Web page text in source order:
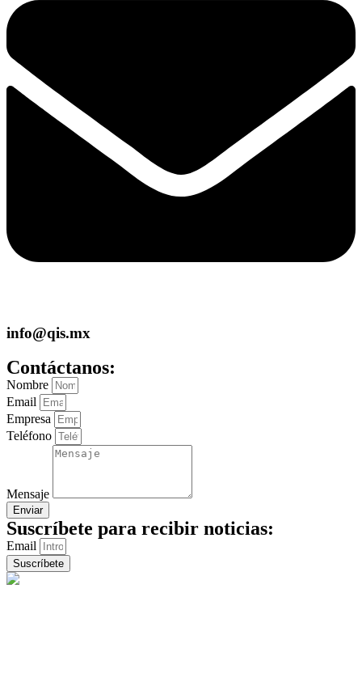
info@qis.mx
Contáctanos:
Nombre
Email
Empresa
Teléfono
Mensaje
Enviar
Suscríbete para recibir noticias:
Email
Suscríbete